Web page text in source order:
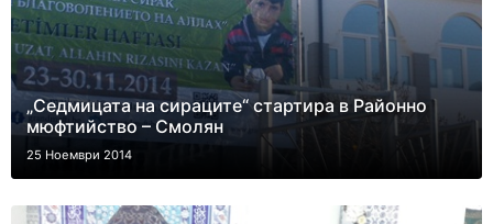
„Седмицата на сираците“ стартира в Районно
мюфтийство – Смолян
25 Ноември 2014